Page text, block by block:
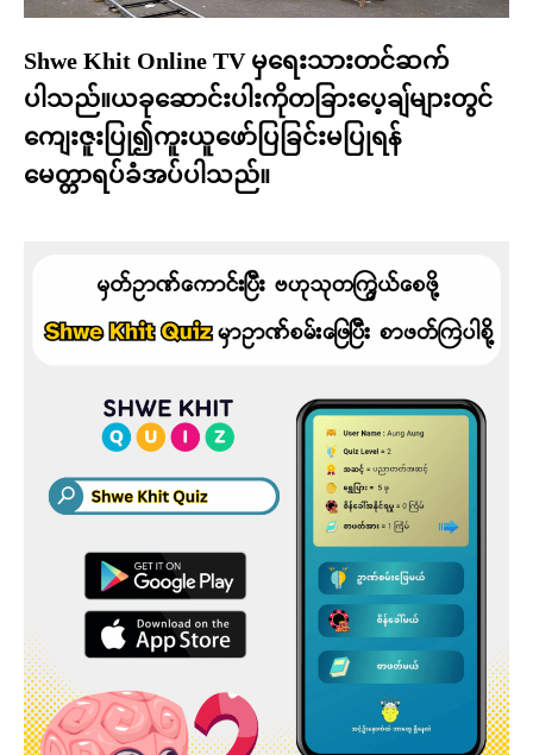
Shwe Khit Online TV မှရေးသားတင်ဆက်
ပါသည်။ယခုဆောင်းပါးကိုတခြားပေ့ချ်များတွင်
ကျေးဇူးပြု၍ကူးယူဖော်ပြခြင်းမပြုရန်
မေတ္တာရပ်ခံအပ်ပါသည်။